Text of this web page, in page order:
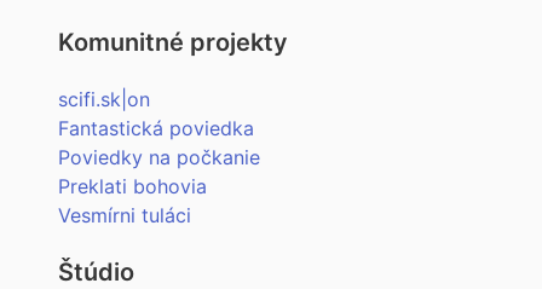
Komunitné projekty
scifi.sk|on
Fantastická poviedka
Poviedky na počkanie
Preklati bohovia
Vesmírni tuláci
Štúdio